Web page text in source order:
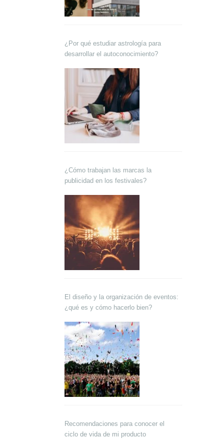
¿Por qué estudiar astrología para
desarrollar el autoconocimiento?
¿Cómo trabajan las marcas la
publicidad en los festivales?
El diseño y la organización de eventos:
¿qué es y cómo hacerlo bien?
Recomendaciones para conocer el
ciclo de vida de mi producto